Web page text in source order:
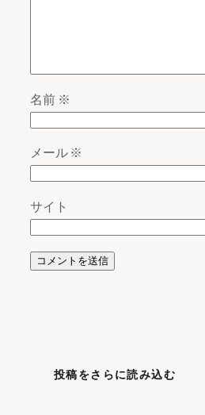
名前 ※
メール※
サイト
投稿をさらに読み込む